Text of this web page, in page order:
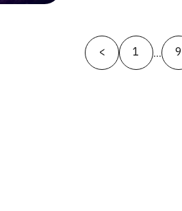
Posts
pagination
< 1 … 9